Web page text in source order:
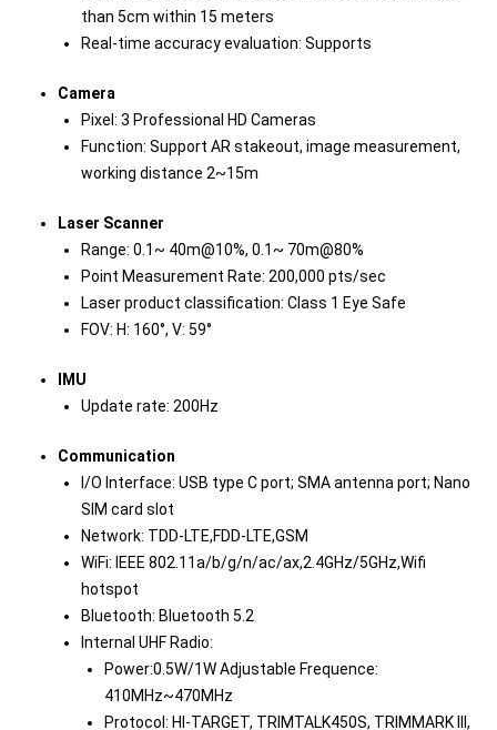
than 5cm within 15 meters
Real-time accuracy evaluation: Supports
Camera
Pixel: 3 Professional HD Cameras
Function: Support AR stakeout, image measurement,
working distance 2~15m
Laser Scanner
Range: 0.1~ 40m@10%, 0.1~ 70m@80%
Point Measurement Rate: 200,000 pts/sec
Laser product classification: Class 1 Eye Safe
FOV: H: 160°, V: 59°
IMU
Update rate: 200Hz
Communication
I/O Interface: USB type C port; SMA antenna port; Nano
SIM card slot
Network: TDD-LTE,FDD-LTE,GSM
WiFi: IEEE 802.11a/b/g/n/ac/ax,2.4GHz/5GHz,Wifi
hotspot
Bluetooth: Bluetooth 5.2
Internal UHF Radio:
Power:0.5W/1W Adjustable Frequence:
410MHz~470MHz
Protocol: HI-TARGET, TRIMTALK450S, TRIMMARK III,